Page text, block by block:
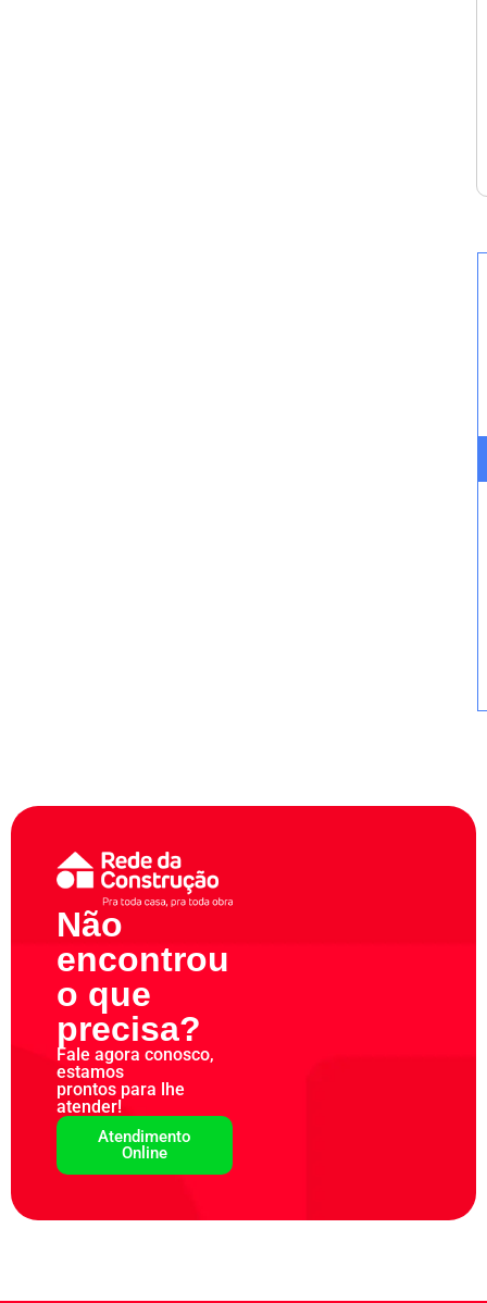
Não
encontrou
o que
precisa?
Fale agora conosco,
estamos
prontos para lhe
atender!
Atendimento
Online